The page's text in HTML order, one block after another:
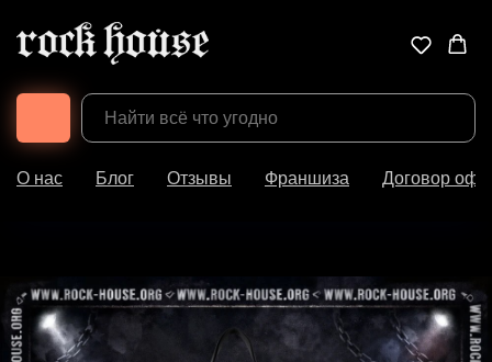
О нас Блог Отзывы Франшиза Договор